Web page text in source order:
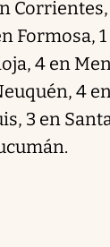
Corrientes,
Formosa,
4 en
4
3 en